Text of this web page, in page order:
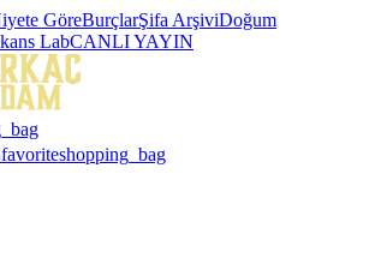
GöreBurçlarŞifa ArşiviDoğum
LabCANLI YAYIN
favoriteshopping_bag